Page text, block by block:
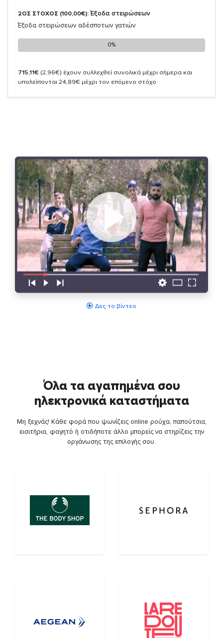
2ΟΣ ΣΤΟΧΟΣ (100,00€): Έξοδα στειρώσεων
Έξοδα στειρώσεων αδέσποτων γατιών
0%
0%
715,11€ (2,96€) έχουν συλλεχθεί συνολικά μέχρι σήμερα και
υπολείπονται 24,89€ μέχρι τον επόμενο στόχο
Δες το βίντεο
Όλα τα αγαπημένα σου
ηλεκτρονικά καταστήματα
Μη ξεχνάς! Κάθε φορά που ψωνίζεις online ρούχα, παπούτσια,
εισιτήρια, φαγητό ή οτιδήποτε άλλο μπορείς να στηρίζεις την
οργάνωσης της επιλογής σου.